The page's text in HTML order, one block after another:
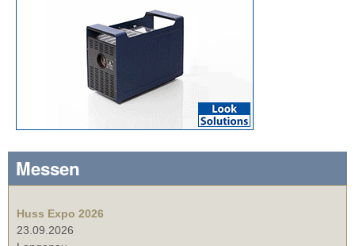
Messen
Huss Expo 2026
23.09.2026